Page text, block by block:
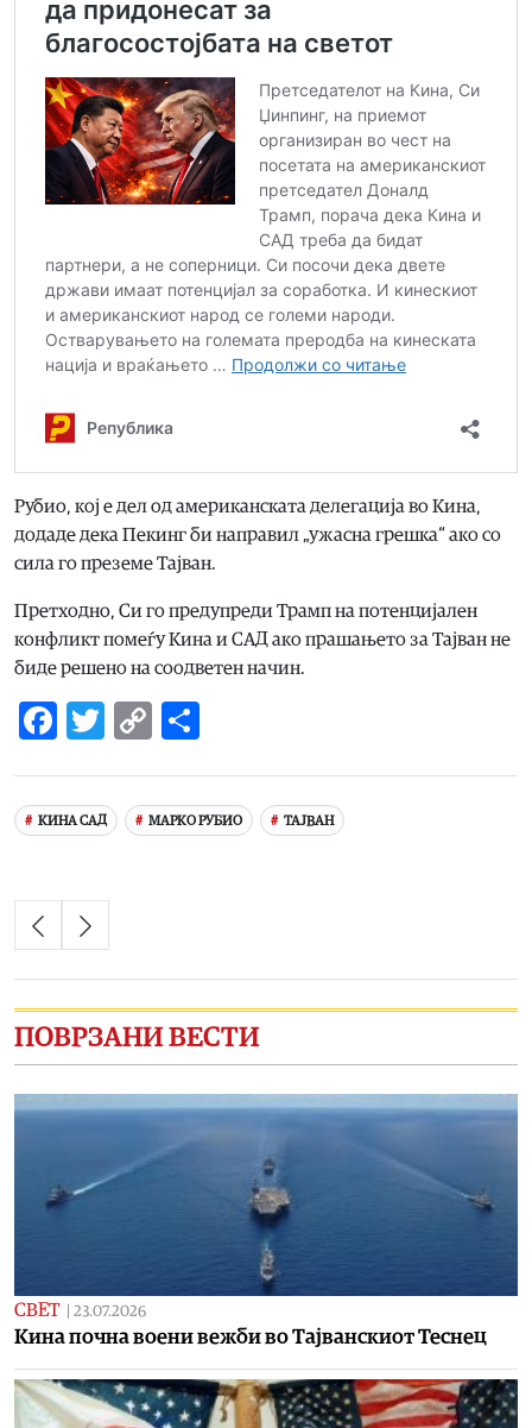
Рубио, кој е дел од американската делегација во Кина,
додаде дека Пекинг би направил „ужасна грешка“ ако со
сила го преземе Тајван.
Претходно, Си го предупреди Трамп на потенцијален
конфликт помеѓу Кина и САД ако прашањето за Тајван не
биде решено на соодветен начин.
Facebook
Twitter
Copy
КИНА САД МАРКО РУБИО ТАЈВАН
ПОВРЗАНИ ВЕСТИ
СВЕТ 23.07.2026
Кина почна воени вежби во Тајванскиот Теснец